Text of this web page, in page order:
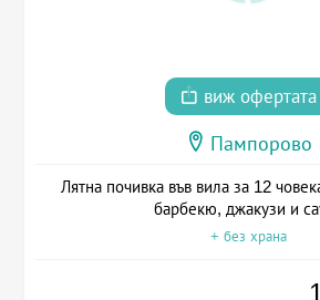
виж офертата
Пампорово
Лятна почивка във вила за 12
барбекю, джакузи и
+ без храна